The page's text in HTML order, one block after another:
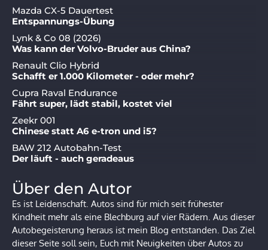
Mazda CX-5 Dauertest
Entspannungs-Übung
Lynk & Co 08 (2026)
Was kann der Volvo-Bruder aus China?
Renault Clio Hybrid
Schafft er 1.000 Kilometer - oder mehr?
Cupra Raval Endurance
Fährt super, lädt stabil, kostet viel
Zeekr 001
Chinese statt A6 e-tron und i5?
BAW 212 Autobahn-Test
Der läuft - auch geradeaus
Über den Autor
Es ist Leidenschaft. Autos sind für mich seit frühester
Kindheit mehr als eine Blechburg auf vier Rädern. Aus dieser
Autobegeisterung heraus ist mein Blog entstanden. Das Ziel
dieser Seite soll sein, Euch mit Neuigkeiten über Autos zu